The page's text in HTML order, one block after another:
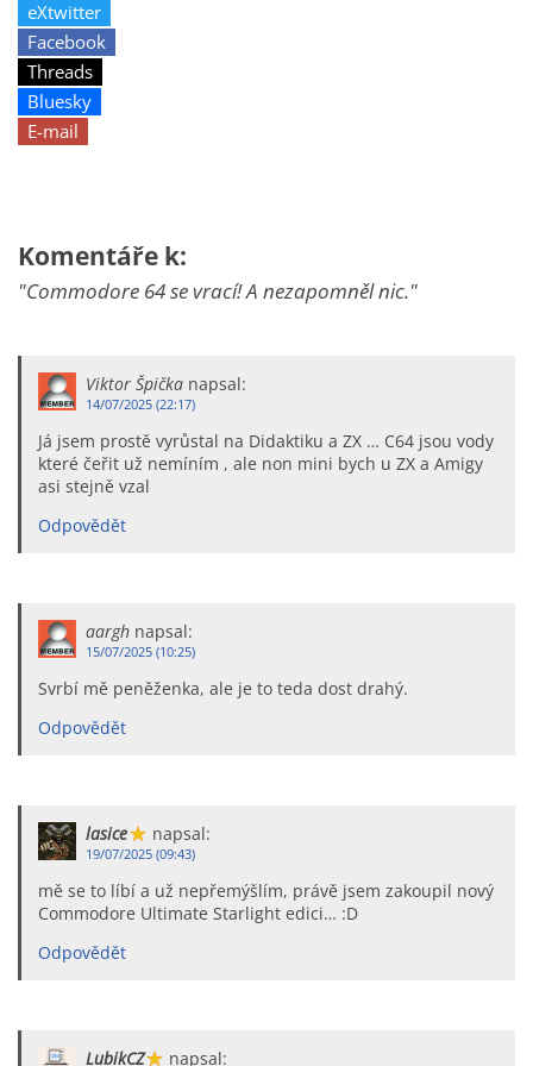
eXtwitter
Facebook
Threads
Bluesky
E-mail
Komentáře k:
"Commodore 64 se vrací! A nezapomněl nic."
Viktor Špička napsal:
14/07/2025 (22:17)
Já jsem prostě vyrůstal na Didaktiku a ZX … C64 jsou vody
které čeřit už nemíním , ale non mini bych u ZX a Amigy
asi stejně vzal
Odpovědět
aargh napsal:
15/07/2025 (10:25)
Svrbí mě peněženka, ale je to teda dost drahý.
Odpovědět
lasice napsal:
19/07/2025 (09:43)
mě se to líbí a už nepřemýšlím, právě jsem zakoupil nový
Commodore Ultimate Starlight edici… :D
Odpovědět
LubikCZ napsal: